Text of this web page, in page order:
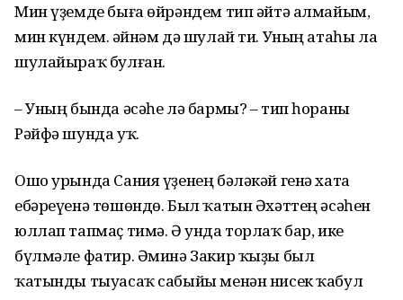
Мин үҙемде быға өйрәндем тип әйтә алмайым,
мин күндем. Ҡәйнәм дә шулай ти. Уның атаһы ла
шулайыраҡ булған.
– Уның бында әсәһе лә бармы? – тип һораны
Рәйфә шунда уҡ.
Ошо урында Сания үҙенең бәләкәй генә хата
ебәреүенә төшөндө. Был ҡатын Әхәттең әсәһен
юллап тапмаҫ тимә. Ә унда торлаҡ бар, ике
бүлмәле фатир. Әминә Закир ҡыҙы был
ҡатынды тыуасаҡ сабыйы менән нисек ҡабул